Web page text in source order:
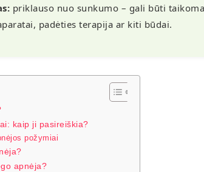
priklauso nuo sunkumo – gali būti
padėties terapija ar kiti būdai.
kaip ji pasireiškia?
požymiai
apnėja?